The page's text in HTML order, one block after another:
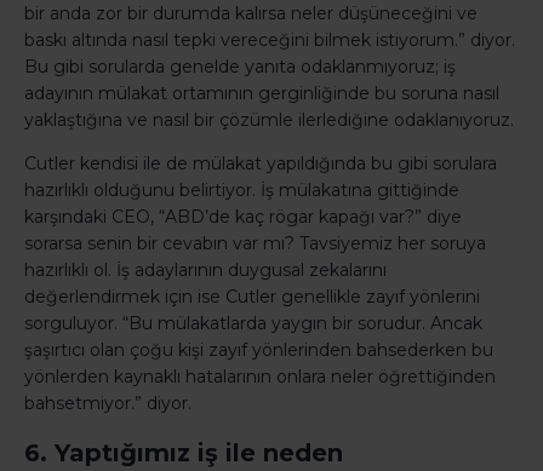
bir anda zor bir durumda kalırsa neler düşüneceğini ve
baskı altında nasıl tepki vereceğini bilmek istiyorum.” diyor.
Bu gibi sorularda genelde yanıta odaklanmıyoruz; iş
adayının mülakat ortamının gerginliğinde bu soruna nasıl
yaklaştığına ve nasıl bir çözümle ilerlediğine odaklanıyoruz.
Cutler kendisi ile de mülakat yapıldığında bu gibi sorulara
hazırlıklı olduğunu belirtiyor. İş mülakatına gittiğinde
karşındaki CEO, “ABD’de kaç rögar kapağı var?” diye
sorarsa senin bir cevabın var mı? Tavsiyemiz her soruya
hazırlıklı ol. İş adaylarının duygusal zekalarını
değerlendirmek için ise Cutler genellikle zayıf yönlerini
sorguluyor. “Bu mülakatlarda yaygın bir sorudur. Ancak
şaşırtıcı olan çoğu kişi zayıf yönlerinden bahsederken bu
yönlerden kaynaklı hatalarının onlara neler öğrettiğinden
bahsetmiyor.” diyor.
6. Yaptığımız iş ile neden